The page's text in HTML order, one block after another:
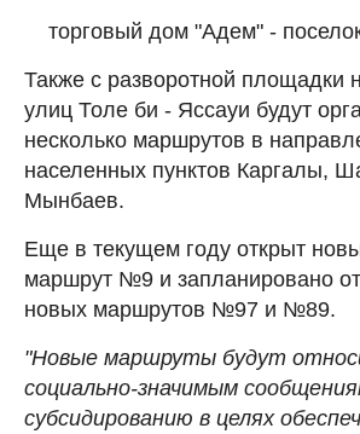
торговый дом "Адем" -
Также с разворотной площадки
улиц Толе би - Яссауи будут
несколько маршрутов в
населенных пунктов Каргалы,
Мынбаев.
Еще в текущем году открыт
маршрут №9 и запланировано
новых маршрутов №97 и №89.
"Новые маршруты будут
социально-значимым
субсидированию в целях